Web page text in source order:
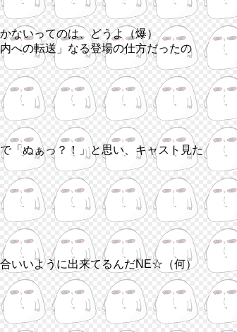
ないってのは、どうよ（爆）
への転送」なる登場の仕方だったの
「ぬぁっ？！」と思い、キャスト見た
いいように出来てるんだNE☆（何）